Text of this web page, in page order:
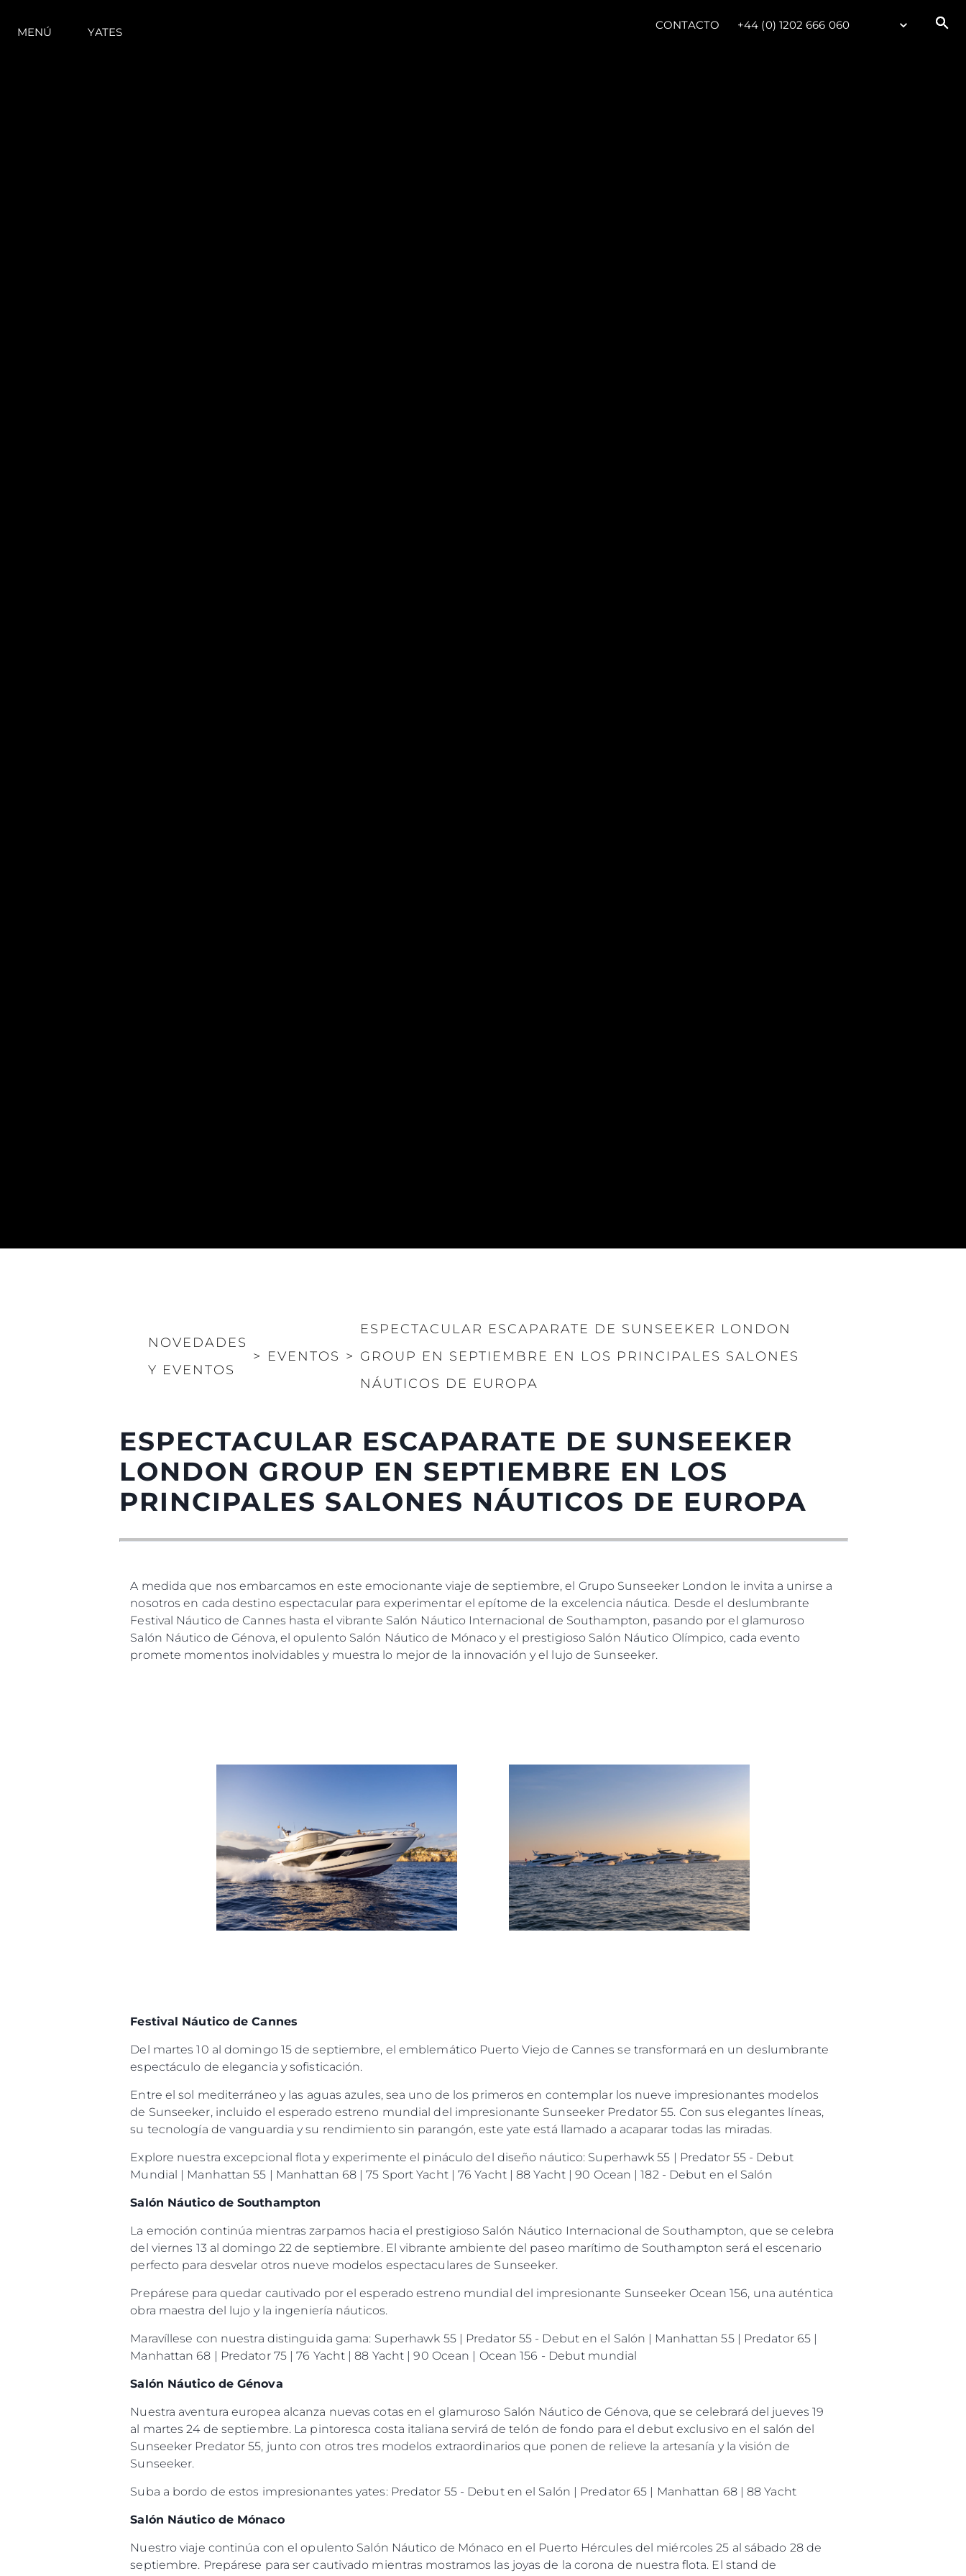
MENÚ YATES
CONTACTO +44 (0) 1202 666 060
NOVEDADES
Y EVENTOS
> EVENTOS >
ESPECTACULAR ESCAPARATE DE SUNSEEKER LONDON
GROUP EN SEPTIEMBRE EN LOS PRINCIPALES SALONES
NÁUTICOS DE EUROPA
ESPECTACULAR ESCAPARATE DE SUNSEEKER
LONDON GROUP EN SEPTIEMBRE EN LOS
PRINCIPALES SALONES NÁUTICOS DE EUROPA
A medida que nos embarcamos en este emocionante viaje de septiembre, el Grupo Sunseeker London le invita a unirse a
nosotros en cada destino espectacular para experimentar el epítome de la excelencia náutica. Desde el deslumbrante
Festival Náutico de Cannes hasta el vibrante Salón Náutico Internacional de Southampton, pasando por el glamuroso
Salón Náutico de Génova, el opulento Salón Náutico de Mónaco y el prestigioso Salón Náutico Olímpico, cada evento
promete momentos inolvidables y muestra lo mejor de la innovación y el lujo de Sunseeker.
Festival Náutico de Cannes
Del martes 10 al domingo 15 de septiembre, el emblemático Puerto Viejo de Cannes se transformará en un deslumbrante
espectáculo de elegancia y sofisticación.
Entre el sol mediterráneo y las aguas azules, sea uno de los primeros en contemplar los nueve impresionantes modelos
de Sunseeker, incluido el esperado estreno mundial del impresionante Sunseeker Predator 55. Con sus elegantes líneas,
su tecnología de vanguardia y su rendimiento sin parangón, este yate está llamado a acaparar todas las miradas.
Explore nuestra excepcional flota y experimente el pináculo del diseño náutico: Superhawk 55 | Predator 55 - Debut
Mundial | Manhattan 55 | Manhattan 68 | 75 Sport Yacht | 76 Yacht | 88 Yacht | 90 Ocean | 182 - Debut en el Salón
Salón Náutico de Southampton
La emoción continúa mientras zarpamos hacia el prestigioso Salón Náutico Internacional de Southampton, que se celebra
del viernes 13 al domingo 22 de septiembre. El vibrante ambiente del paseo marítimo de Southampton será el escenario
perfecto para desvelar otros nueve modelos espectaculares de Sunseeker.
Prepárese para quedar cautivado por el esperado estreno mundial del impresionante Sunseeker Ocean 156, una auténtica
obra maestra del lujo y la ingeniería náuticos.
Maravíllese con nuestra distinguida gama: Superhawk 55 | Predator 55 - Debut en el Salón | Manhattan 55 | Predator 65 |
Manhattan 68 | Predator 75 | 76 Yacht | 88 Yacht | 90 Ocean | Ocean 156 - Debut mundial
Salón Náutico de Génova
Nuestra aventura europea alcanza nuevas cotas en el glamuroso Salón Náutico de Génova, que se celebrará del jueves 19
al martes 24 de septiembre. La pintoresca costa italiana servirá de telón de fondo para el debut exclusivo en el salón del
Sunseeker Predator 55, junto con otros tres modelos extraordinarios que ponen de relieve la artesanía y la visión de
Sunseeker.
Suba a bordo de estos impresionantes yates: Predator 55 - Debut en el Salón | Predator 65 | Manhattan 68 | 88 Yacht
Salón Náutico de Mónaco
Nuestro viaje continúa con el opulento Salón Náutico de Mónaco en el Puerto Hércules del miércoles 25 al sábado 28 de
septiembre. Prepárese para ser cautivado mientras mostramos las joyas de la corona de nuestra flota. El stand de
Preferencias De Cookies
MODERNA
TERMINOS Y CONDICIONES
POLÍTICA DE COOKIES
OFERTAS DE TRABAJO
Eventos
Innovación
¿Quiénes Somos?
El Equipo